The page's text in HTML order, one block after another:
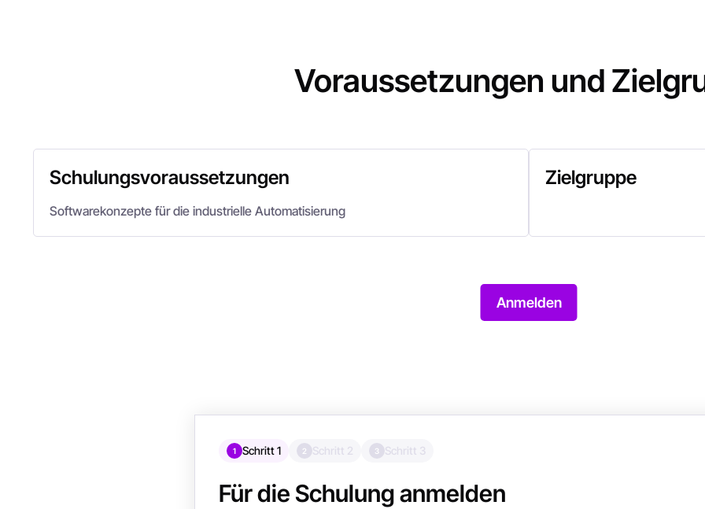
Voraussetzungen und
Schulungsvoraussetzungen
Softwarekonzepte für die industrielle Automatisierung
Zielgruppe
Anmelden
1 Schritt 1 2 Schritt 2 3 Schritt 3
Für die Schulung anmelden